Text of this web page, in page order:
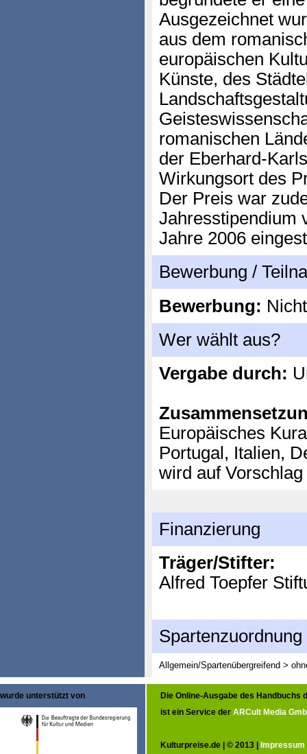
Ausgezeichnet
aus dem
europäischen
Künste, des
romanischen
der Eberhard-
Wirkungsort des
Der Preis war
Jahresstipendium
Jahre 2006
Bewerbung /
Bewerbung:
Wer wählt aus?
Vergabe durch:
Europäisches
Portugal, Italien,
wird auf
Finanzierung
Träger/Stifter:
Alfred Toepfer
Spartenzuordnung
Allgemein/Spartenübergreifend >
wurde unterstützt von
Die Online-Ausgabe des Handbuchs
ist ein Service der ARCult Media
Kulturpreise.de | © 2013 | Impressum